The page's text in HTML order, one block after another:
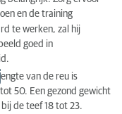
en de training
te werken, zal hij
goed in
van de reu is
50. Een gezond gewicht
de teef 18 tot 23.